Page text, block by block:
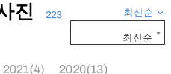
진 223 최신순
최신순
2021(4)
2020(13)